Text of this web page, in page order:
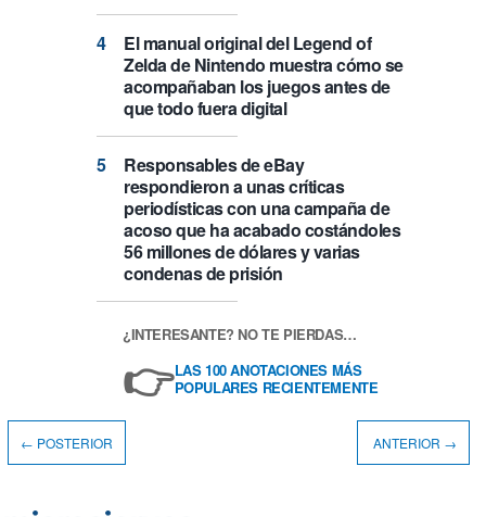
El manual original del Legend of
Zelda de Nintendo muestra cómo se
acompañaban los juegos antes de
que todo fuera digital
Responsables de eBay
respondieron a unas críticas
periodísticas con una campaña de
acoso que ha acabado costándoles
56 millones de dólares y varias
condenas de prisión
¿INTERESANTE? NO TE PIERDAS…
👉LAS 100 ANOTACIONES MÁS
POPULARES RECIENTEMENTE
← POSTERIOR ANTERIOR →